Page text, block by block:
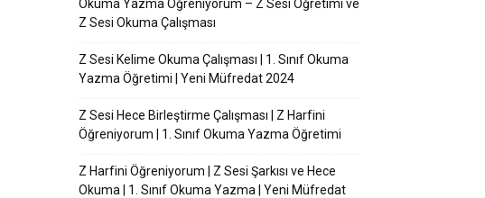
Okuma Yazma Öğreniyorum – Z Sesi Öğretimi ve
Z Sesi Okuma Çalışması
Z Sesi Kelime Okuma Çalışması | 1. Sınıf Okuma
Yazma Öğretimi | Yeni Müfredat 2024
Z Sesi Hece Birleştirme Çalışması | Z Harfini
Öğreniyorum | 1. Sınıf Okuma Yazma Öğretimi
Z Harfini Öğreniyorum | Z Sesi Şarkısı ve Hece
Okuma | 1. Sınıf Okuma Yazma | Yeni Müfredat